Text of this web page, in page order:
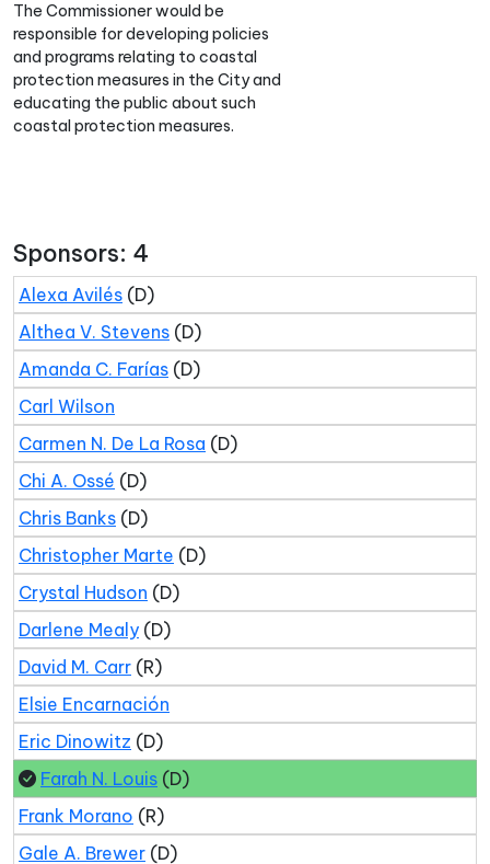
The Commissioner would be
responsible for developing policies
and programs relating to coastal
protection measures in the City and
educating the public about such
coastal protection measures.
Sponsors: 4
Alexa Avilés (D)
Althea V. Stevens (D)
Amanda C. Farías (D)
Carl Wilson
Carmen N. De La Rosa (D)
Chi A. Ossé (D)
Chris Banks (D)
Christopher Marte (D)
Crystal Hudson (D)
Darlene Mealy (D)
David M. Carr (R)
Elsie Encarnación
Eric Dinowitz (D)
Farah N. Louis (D)
Frank Morano (R)
Gale A. Brewer (D)